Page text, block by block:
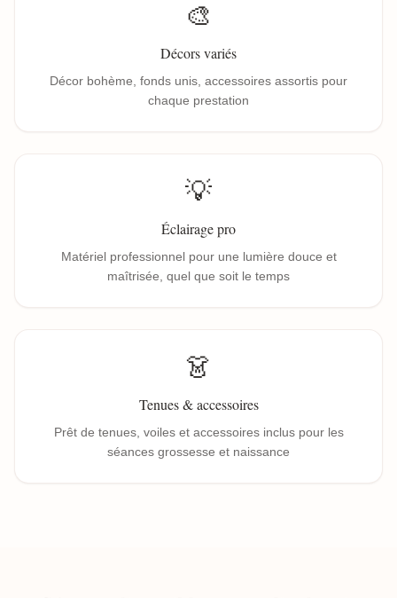
🎨
Décors variés
Décor bohème, fonds unis, accessoires assortis pour
chaque prestation
💡
Éclairage pro
Matériel professionnel pour une lumière douce et
maîtrisée, quel que soit le temps
👗
Tenues & accessoires
Prêt de tenues, voiles et accessoires inclus pour les
séances grossesse et naissance